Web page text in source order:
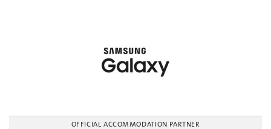
OFFICIAL ACCOMMODATION PARTNER